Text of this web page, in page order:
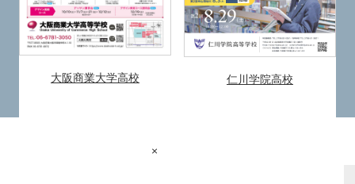
大阪商業大学高校 仁川学院高校
×